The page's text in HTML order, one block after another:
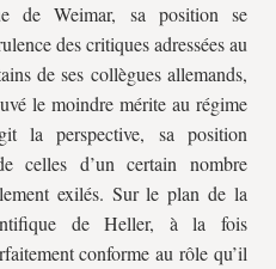
de Weimar, sa position se
des critiques adressées au
de ses collègues allemands,
le moindre mérite au régime
la perspective, sa position
celles d’un certain nombre
exilés. Sur le plan de la
de Heller, à la fois
conforme au rôle qu’il